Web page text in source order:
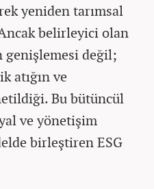
yeniden tarımsal
belirleyici olan
genişlemesi değil;
atığın ve
Bu bütüncül
ve yönetişim
birleştiren ESG